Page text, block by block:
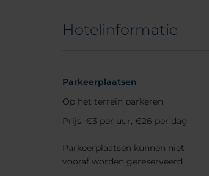
Hotelinformatie
Parkeerplaatsen
Op het terrein parkeren
Prijs: €3 per uur, €26 per dag
Parkeerplaatsen kunnen niet
vooraf worden gereserveerd